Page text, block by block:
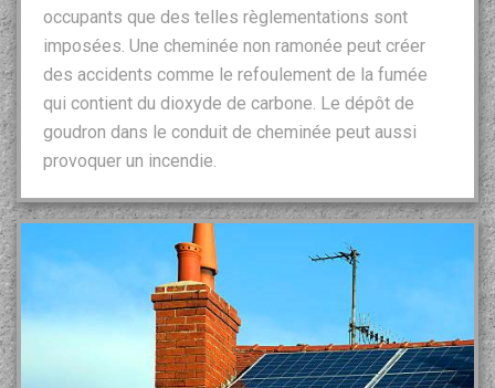
occupants que des telles règlementations sont
imposées. Une cheminée non ramonée peut créer
des accidents comme le refoulement de la fumée
qui contient du dioxyde de carbone. Le dépôt de
goudron dans le conduit de cheminée peut aussi
provoquer un incendie.